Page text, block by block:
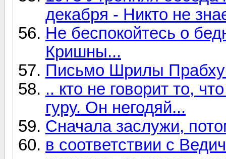
декабря - Никто не
Не беспокойтесь о
Кришны...
Письмо Шрилы
.. кто не говорит то,
гуру. Он негодяй...
Сначала заслужи,
в соответствии с